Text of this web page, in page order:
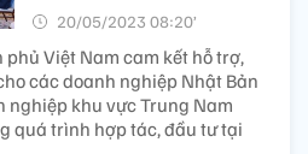
20/05/2023 08:20’
Việt Nam cam kết hỗ trợ,
các doanh nghiệp Nhật Bản
nghiệp khu vực Trung Nam
quá trình hợp tác, đầu tư tại